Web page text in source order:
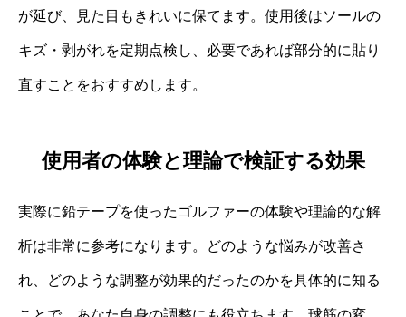
が延び、見た目もきれいに保てます。使用後はソールの
キズ・剥がれを定期点検し、必要であれば部分的に貼り
直すことをおすすめします。
使用者の体験と理論で検証する効果
実際に鉛テープを使ったゴルファーの体験や理論的な解
析は非常に参考になります。どのような悩みが改善さ
れ、どのような調整が効果的だったのかを具体的に知る